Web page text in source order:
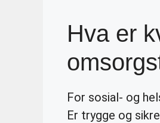
Hva er
For sosial- og
Er trygge og